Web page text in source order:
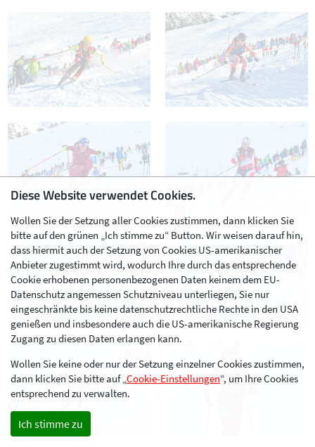
Diese Website verwendet Cookies.
Wollen Sie der Setzung aller Cookies zustimmen, dann klicken Sie
bitte auf den grünen „Ich stimme zu“ Button. Wir weisen darauf hin,
dass hiermit auch der Setzung von Cookies US-amerikanischer
Anbieter zugestimmt wird, wodurch Ihre durch das entsprechende
Cookie erhobenen personenbezogenen Daten keinem dem EU-
Datenschutz angemessen Schutzniveau unterliegen, Sie nur
eingeschränkte bis keine datenschutzrechtliche Rechte in den USA
genießen und insbesondere auch die US-amerikanische Regierung
Zugang zu diesen Daten erlangen kann.
Wollen Sie keine oder nur der Setzung einzelner Cookies zustimmen,
dann klicken Sie bitte auf „Cookie-Einstellungen“, um Ihre Cookies
entsprechend zu verwalten.
Ich stimme zu